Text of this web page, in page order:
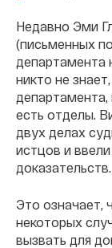
Недавно Эми
(письменных
департамента
никто не
департамента,
есть отделы.
двух делах
истцов и
доказательств.
Это означает,
некоторых
вызвать для